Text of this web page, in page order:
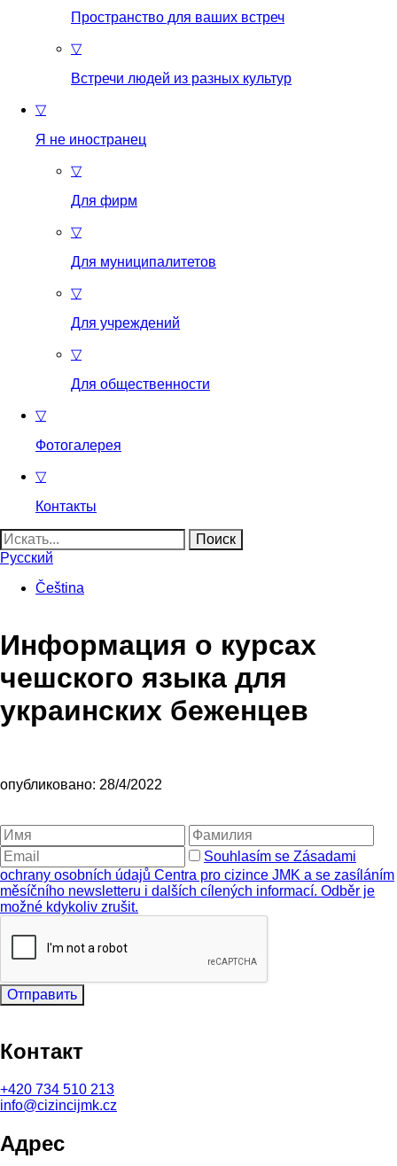
Пространство для ваших встреч
▽
Встречи людей из разных культур
▽
Я не иностранец
▽
Для фирм
▽
Для муниципалитетов
▽
Для учреждений
▽
Для общественности
▽
Фотогалерея
▽
Контакты
Найти:
Русский
Čeština
Информация о курсах
чешского языка для
украинских беженцев
опубликовано: 28/4/2022
Souhlasím se Zásadami
ochrany osobních údajů Centra pro cizince JMK a se zasíláním
měsíčního newsletteru i dalších cílených informací. Odběr je
možné kdykoliv zrušit.
Отправить
Контакт
+420 734 510 213
info@cizincijmk.cz
Адрес